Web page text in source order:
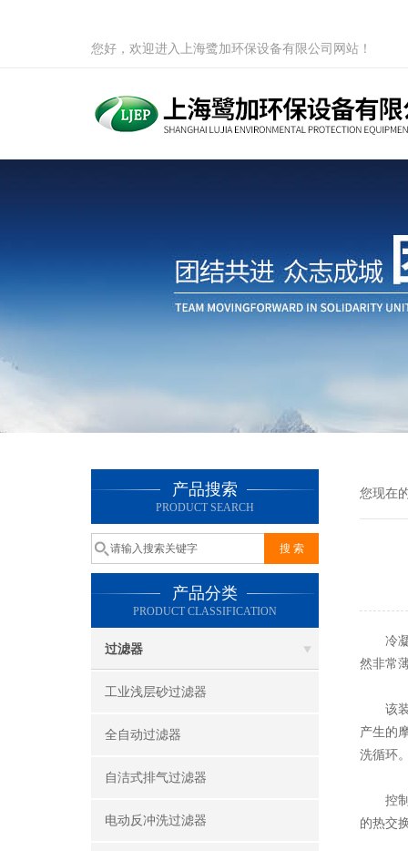
您好，欢迎进入上海鹭加环保设备有限公司网站！
产品搜索
PRODUCT SEARCH
产品分类
PRODUCT CLASSIFICATION
过滤器
工业浅层砂过滤器
全自动过滤器
自洁式排气过滤器
电动反冲洗过滤器
您现在
冷凝
然非常
该装
产生的
洗循环
控制
的热交